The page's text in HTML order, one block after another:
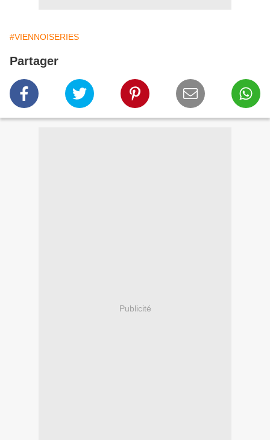
#VIENNOISERIES
Partager
Publicité